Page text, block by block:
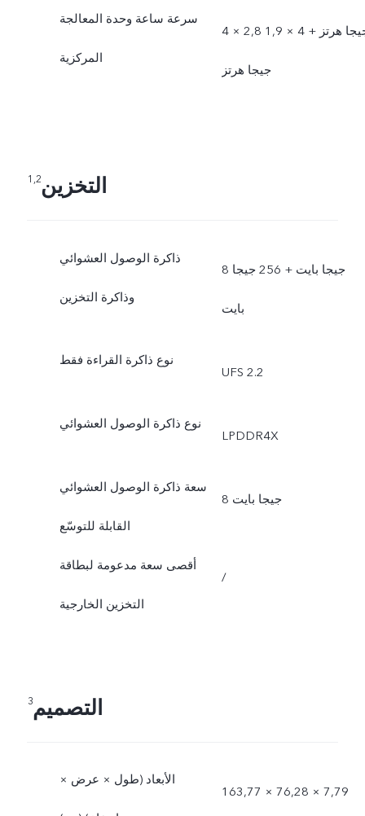
سرعة ساعة وحدة المعالجة
المركزية
4 × 2,8 جيجا هرتز + 4 × 1,9
جيجا هرتز
التخزين1,2
ذاكرة الوصول العشوائي
وذاكرة التخزين
8 جيجا بايت + 256 جيجا
بايت
نوع ذاكرة القراءة فقط
UFS 2.2
نوع ذاكرة الوصول العشوائي
LPDDR4X
سعة ذاكرة الوصول العشوائي
القابلة للتوسّع
8 جيجا بايت
أقصى سعة مدعومة لبطاقة
التخزين الخارجية
/
التصميم3
الأبعاد (طول × عرض ×
163,77 × 76,28 × 7,79